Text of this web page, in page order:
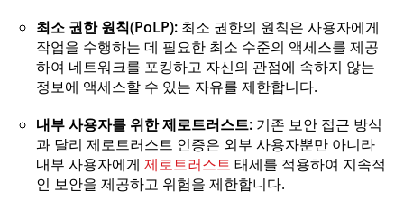
최소 권한 원칙(PoLP): 최소 권한의 원칙은 사용자에게
작업을 수행하는 데 필요한 최소 수준의 액세스를 제공
하여 네트워크를 포킹하고 자신의 관점에 속하지 않는
정보에 액세스할 수 있는 자유를 제한합니다.
내부 사용자를 위한 제로트러스트: 기존 보안 접근 방식
과 달리 제로트러스트 인증은 외부 사용자뿐만 아니라
내부 사용자에게 제로트러스트 태세를 적용하여 지속적
인 보안을 제공하고 위험을 제한합니다.